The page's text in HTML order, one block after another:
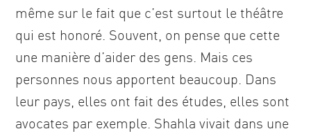
même sur le fait que c’est surtout le théâtre
qui est honoré. Souvent, on pense que cette
une manière d’aider des gens. Mais ces
personnes nous apportent beaucoup. Dans
leur pays, elles ont fait des études, elles sont
avocates par exemple. Shahla vivait dans une